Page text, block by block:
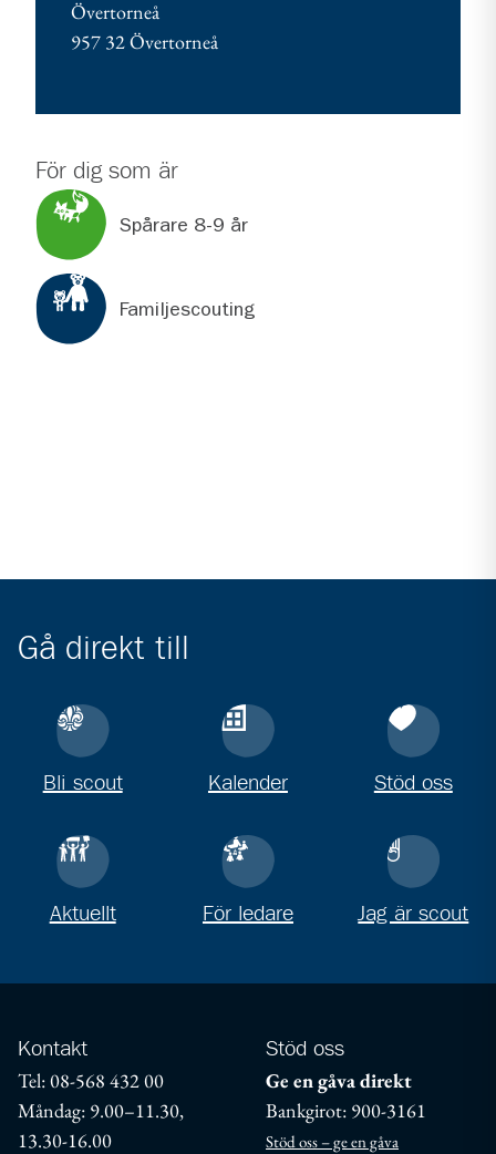
Övertorneå
957 32Övertorneå
För dig som är
Spårare 8-9 år
Familjescouting
Gå direkt till
Bli scout Kalender Stöd oss
Aktuellt För ledare Jag är scout
Kontakt
Tel: 08-568 432 00
Måndag: 9.00–11.30,
13.30-16.00
Stöd oss
Ge en gåva direkt
Bankgirot: 900-3161
Stöd oss – ge en gåva